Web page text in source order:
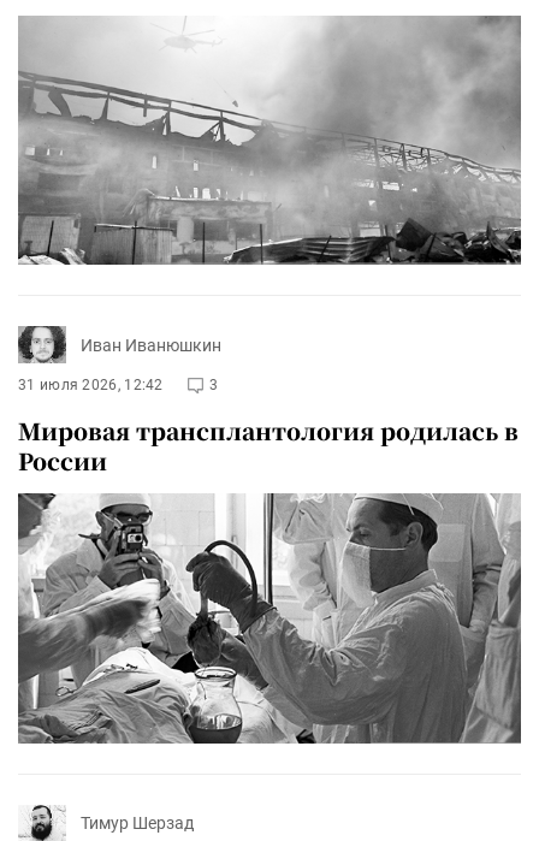
Иван Иванюшкин
31 июля 2026, 12:42 3
Мировая трансплантология родилась в
России
Тимур Шерзад